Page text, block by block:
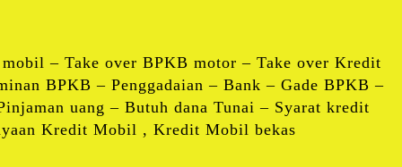
– Take over BPKB motor – Take over Kredit
BPKB – Penggadaian – Bank – Gade BPKB –
uang – Butuh dana Tunai – Syarat kredit
Kredit Mobil , Kredit Mobil bekas